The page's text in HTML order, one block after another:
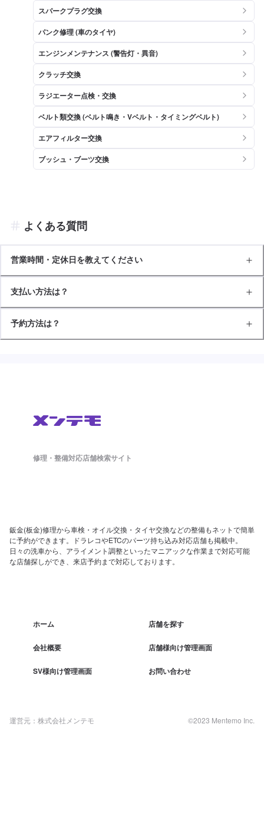
スパークプラグ交換
パンク修理 (車のタイヤ)
エンジンメンテナンス (警告灯・異音)
クラッチ交換
ラジエーター点検・交換
ベルト類交換 (ベルト鳴き・Vベルト・タイミングベルト)
エアフィルター交換
ブッシュ・ブーツ交換
よくある質問
営業時間・定休日を教えてください
支払い方法は？
予約方法は？
修理・整備対応店舗検索サイト
鈑金(板金)修理から車検・オイル交換・タイヤ交換などの整備もネットで簡単
に予約ができます。ドラレコやETCのパーツ持ち込み対応店舗も掲載中。
日々の洗車から、アライメント調整といったマニアックな作業まで対応可能
な店舗探しができ、来店予約まで対応しております。
ホーム 店舗を探す
会社概要 店舗様向け管理画面
SV様向け管理画面 お問い合わせ
運営元：株式会社メンテモ ©2023 Mentemo Inc.